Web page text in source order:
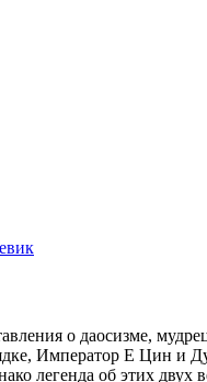
о даосизме,
Император Е Цин и
легенда об этих